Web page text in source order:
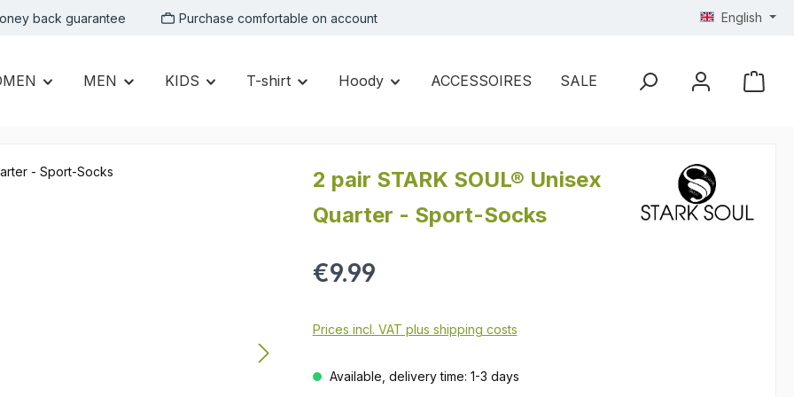
back guarantee Purchase comfortable on account English
MEN KIDS T-shirt Hoody ACCESSOIRES SALE
2 pair STARK SOUL® Unisex
Quarter - Sport-Socks
Regular price:
€9.99
Prices incl. VAT plus shipping costs
Available, delivery time: 1-3 days